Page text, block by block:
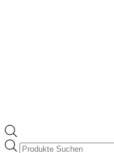
Products